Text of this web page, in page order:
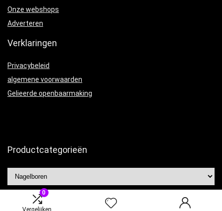
0
Vergelijken
Onze webshops
Adverteren
Verklaringen
Privacybeleid
algemene voorwaarden
Gelieerde openbaarmaking
Productcategorieën